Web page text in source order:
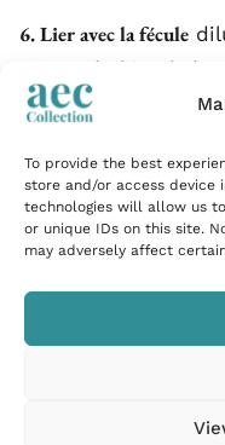
To provide the best
store and/or access device
technologies will allow us
or unique IDs on this site.
may adversely affect
6. Lier avec la fécule
soupe de kirsch
pas de kirsch).
devient brillante.
7. Poivrer